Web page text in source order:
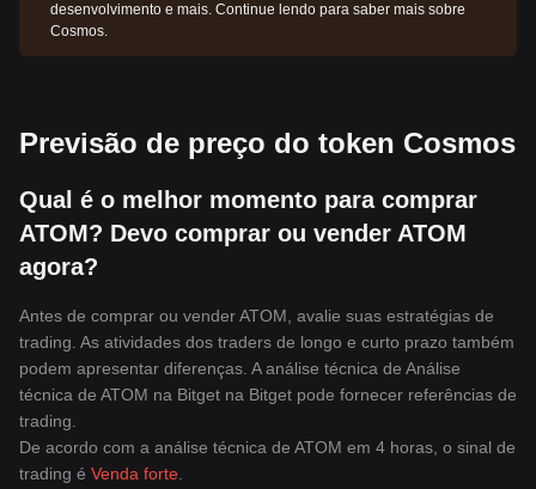
desenvolvimento e mais. Continue lendo para saber mais sobre
Cosmos.
Previsão de preço do token Cosmos
Qual é o melhor momento para comprar
ATOM? Devo comprar ou vender ATOM
agora?
Antes de comprar ou vender ATOM, avalie suas estratégias de
trading. As atividades dos traders de longo e curto prazo também
podem apresentar diferenças. A análise técnica de Análise
técnica de ATOM na Bitget na Bitget pode fornecer referências de
trading.
De acordo com a análise técnica de ATOM em 4 horas, o sinal de
trading é Venda forte